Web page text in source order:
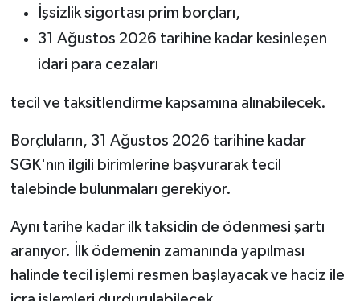
İşsizlik sigortası prim borçları,
31 Ağustos 2026 tarihine kadar kesinleşen
idari para cezaları
tecil ve taksitlendirme kapsamına alınabilecek.
Borçluların, 31 Ağustos 2026 tarihine kadar
SGK'nın ilgili birimlerine başvurarak tecil
talebinde bulunmaları gerekiyor.
Aynı tarihe kadar ilk taksidin de ödenmesi şartı
aranıyor. İlk ödemenin zamanında yapılması
halinde tecil işlemi resmen başlayacak ve haciz ile